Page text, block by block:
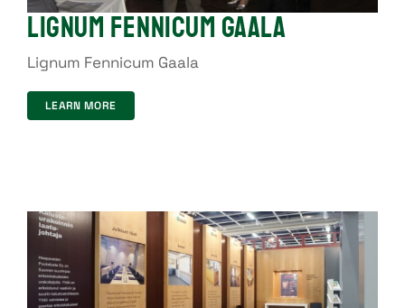
Lignum Fennicum Gaala
Lignum Fennicum Gaala
LEARN MORE